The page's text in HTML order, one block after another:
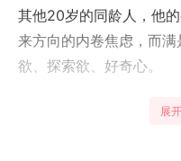
其他20岁的同龄人，他
来方向的内卷焦虑，而
欲、探索欲、好奇心。
展